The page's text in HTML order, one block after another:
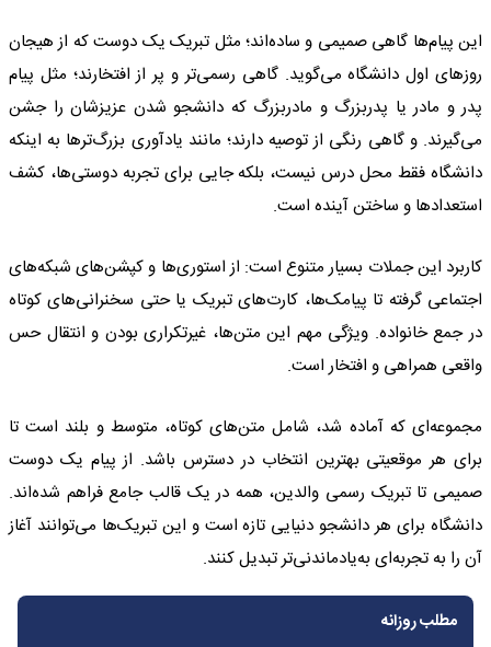
این پیام‌ها گاهی صمیمی و ساده‌اند؛ مثل تبریک یک دوست که از هیجان
روزهای اول دانشگاه می‌گوید. گاهی رسمی‌تر و پر از افتخارند؛ مثل پیام
پدر و مادر یا پدربزرگ و مادربزرگ که دانشجو شدن عزیزشان را جشن
می‌گیرند. و گاهی رنگی از توصیه دارند؛ مانند یادآوری بزرگ‌ترها به اینکه
دانشگاه فقط محل درس نیست، بلکه جایی برای تجربه دوستی‌ها، کشف
استعدادها و ساختن آینده است.
کاربرد این جملات بسیار متنوع است: از استوری‌ها و کپشن‌های شبکه‌های
اجتماعی گرفته تا پیامک‌ها، کارت‌های تبریک یا حتی سخنرانی‌های کوتاه
در جمع خانواده. ویژگی مهم این متن‌ها، غیرتکراری بودن و انتقال حس
واقعی همراهی و افتخار است.
مجموعه‌ای که آماده شد، شامل متن‌های کوتاه، متوسط و بلند است تا
برای هر موقعیتی بهترین انتخاب در دسترس باشد. از پیام یک دوست
صمیمی تا تبریک رسمی والدین، همه در یک قالب جامع فراهم شده‌اند.
دانشگاه برای هر دانشجو دنیایی تازه است و این تبریک‌ها می‌توانند آغاز
آن را به تجربه‌ای به‌یادماندنی‌تر تبدیل کنند.
مطلب روزانه